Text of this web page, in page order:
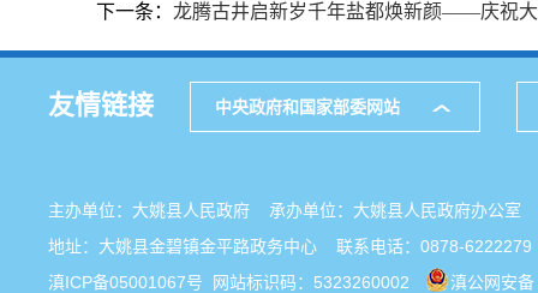
下一条： 龙腾古井启新岁千年盐都焕新颜——庆祝大
友情链接 中央政府和国家部委网站
主办单位：大姚县人民政府 承办单位：大姚县人民政府办公
地址：大姚县金碧镇金平路政务中心 联系电话：0878-6222279
滇ICP备05001067号 网站标识码：5323260002 滇公网安